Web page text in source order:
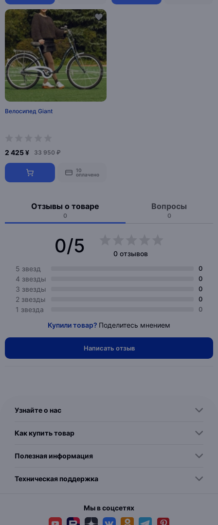
Велосипед Giant
2 425 ¥ 33 950 ₽
10
оплачено
Отзывы о товаре
0
Вопросы
0
0/5
0 отзывов
5 звезд
0
4 звезды 0
3 звезды 0
2 звезды 0
1 звезда 0
Купили товар? Поделитесь мнением
Написать отзыв
Узнайте о нас
Как купить товар
Полезная информация
Техническая поддержка
Мы в соцсетях